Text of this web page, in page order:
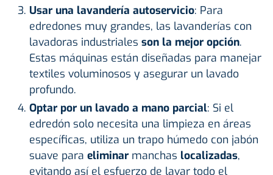
Usar una lavandería autoservicio: Para
edredones muy grandes, las lavanderías con
lavadoras industriales son la mejor opción.
Estas máquinas están diseñadas para manejar
textiles voluminosos y asegurar un lavado
profundo.
Optar por un lavado a mano parcial: Si el
edredón solo necesita una limpieza en áreas
específicas, utiliza un trapo húmedo con jabón
suave para eliminar manchas localizadas,
evitando así el esfuerzo de lavar todo el